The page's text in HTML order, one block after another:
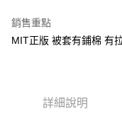
Google Pay
ATM付款
全家★依產品說明
銷售重點
MIT正版 被套有鋪棉 有
詳細說明